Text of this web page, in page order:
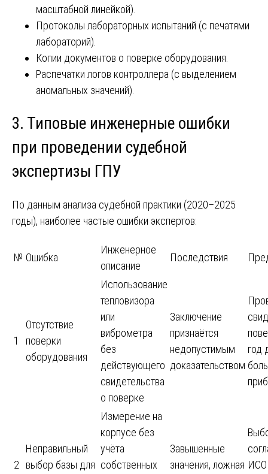
масштабной линейкой).
Протоколы лабораторных испытаний (с печатями
лабораторий).
Копии документов о поверке оборудования.
Распечатки логов контроллера (с выделением
аномальных значений).
3. Типовые инженерные ошибки
при проведении судебной
экспертизы ГПУ
По данным анализа судебной практики (2020–2025
годы), наиболее частые ошибки экспертов:
№ Ошибка
Инженерное
описание
Последствия
1
Отсутствие
поверки
оборудования
Использование
тепловизора
или
виброметра
без
действующего
свидетельства
о поверке
Заключение
признаётся
недопустимым
доказательством
год
2
Неправильный
выбор базы для
Измерение на
корпусе без
учёта
собственных
Завышенные
значения, ложная ИСО